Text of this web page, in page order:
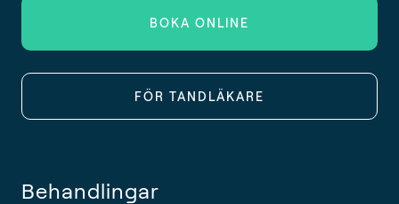
Behandlingar
BOKA ONLINE
FÖR TANDLÄKARE